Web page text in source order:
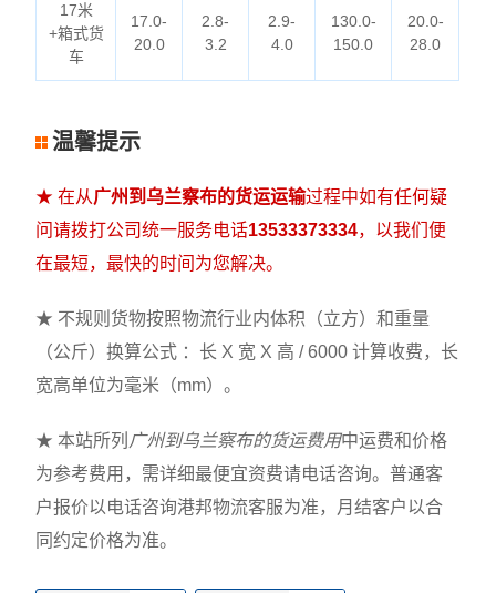
17米
+箱式货
车
17.0-
20.0
2.8-
3.2
2.9-
4.0
130.0-
150.0
20.0-
28.0
温馨提示
★ 在从广州到乌兰察布的货运运输过程中如有任何疑
问请拨打公司统一服务电话13533373334，以我们便
在最短，最快的时间为您解决。
★ 不规则货物按照物流行业内体积（立方）和重量
（公斤）换算公式 ：长 X 宽 X 高 / 6000 计算收费，长
宽高单位为毫米（mm）。
★ 本站所列 广州到乌兰察布的货运费用中运费和价格
为参考费用，需详细最便宜资费请电话咨询。普通客
户报价以电话咨询港邦物流客服为准，月结客户以合
同约定价格为准。